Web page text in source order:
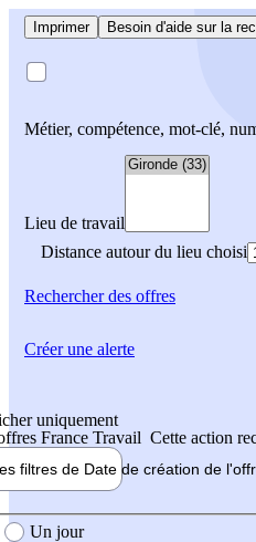
Imprimer Besoin d'aide sur la
Métier, compétence, mot-clé,
Lieu de travail
Distance autour du lieu choisi
Rechercherdes offres
uniquement
France Travail Cette action
filtres de Date de création de
création de l'offre
Un jour
Créer une alerte